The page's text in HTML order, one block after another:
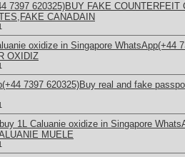
7397 620325)BUY FAKE COUNTERFEIT
CANADAIN
oxidize in Singapore WhatsApp(+44
OXIDIZ
7397 620325)Buy real and fake
1L Caluanie oxidize in Singapore
MUELE